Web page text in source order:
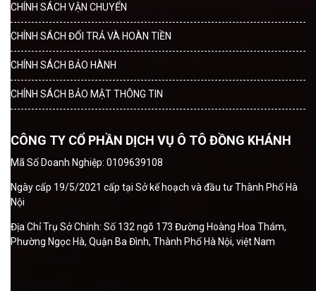
CHÍNH SÁCH VẬN CHUYỂN
CHÍNH SÁCH ĐỔI TRẢ VÀ HOÀN TIỀN
CHÍNH SÁCH BẢO HÀNH
CHÍNH SÁCH BẢO MẬT THÔNG TIN
CÔNG TY CỔ PHẦN DỊCH VỤ Ô TÔ ĐỒNG KHÁNH
Mã Số Doanh Nghiệp: 0109639108
Ngày cấp 19/5/2021 cấp tại Sở kế hoạch và đầu tư Thành Phố Hà
Nội
Địa Chỉ Trụ Sở Chính: Số 132 ngõ 173 Đường Hoàng Hoa Thám,
Phường Ngọc Hà, Quận Ba Đình, Thành Phố Hà Nội, việt Nam